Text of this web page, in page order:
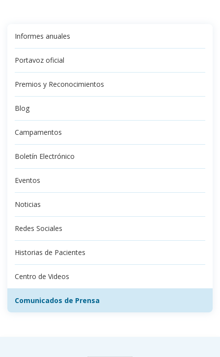
Informes anuales
Portavoz oficial
Premios y Reconocimientos
Blog
Campamentos
Boletín Electrónico
Eventos
Noticias
Redes Sociales
Historias de Pacientes
Centro de Videos
Comunicados de Prensa